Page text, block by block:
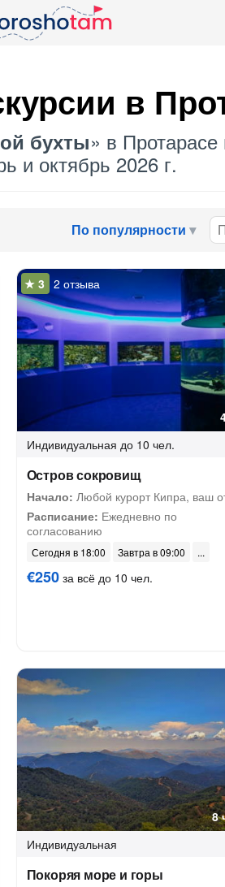
в
бухты» в
и октябрь 2026 г.
По популярности
2 отзыва
Индивидуальная до 10 чел.
Остров сокровищ
Начало: Любой курорт Кипра, ваш
Расписание: Ежедневно по
согласованию
Сегодня в 18:00 Завтра в 09:00
€250за всё до 10 чел.
8
Индивидуальная
Покоряя море и горы